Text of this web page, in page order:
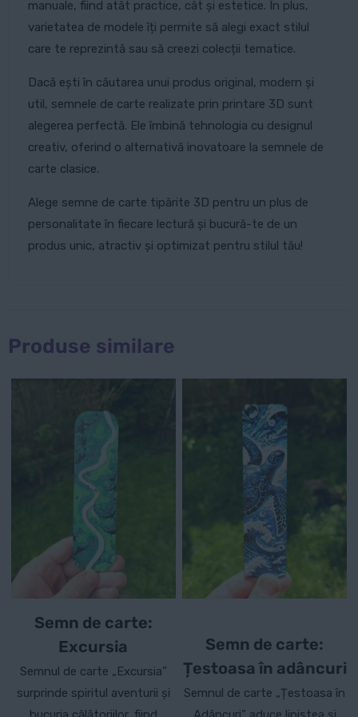
manuale, fiind atât practice, cât și estetice. În plus,
varietatea de modele îți permite să alegi exact stilul
care te reprezintă sau să creezi colecții tematice.
Dacă ești în căutarea unui produs original, modern și
util, semnele de carte realizate prin printare 3D sunt
alegerea perfectă. Ele îmbină tehnologia cu designul
creativ, oferind o alternativă inovatoare la semnele de
carte clasice.
Alege semne de carte tipărite 3D pentru un plus de
personalitate în fiecare lectură și bucură-te de un
produs unic, atractiv și optimizat pentru stilul tău!
Produse similare
Semn de carte:
Excursia
Semnul de carte „Excursia”
surprinde spiritul aventurii și
Semn de carte:
Țestoasa în adâncuri
Semnul de carte „Țestoasa în